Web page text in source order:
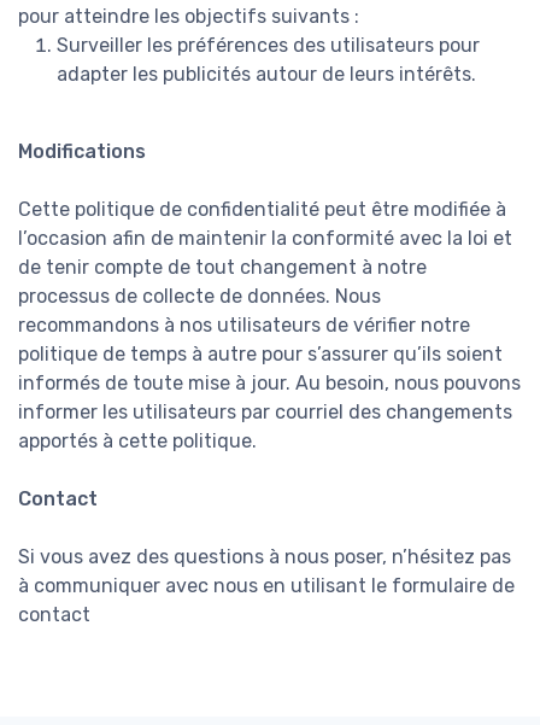
pour atteindre les objectifs suivants :
Surveiller les préférences des utilisateurs pour
adapter les publicités autour de leurs intérêts.
Modifications
Cette politique de confidentialité peut être modifiée à
l’occasion afin de maintenir la conformité avec la loi et
de tenir compte de tout changement à notre
processus de collecte de données. Nous
recommandons à nos utilisateurs de vérifier notre
politique de temps à autre pour s’assurer qu’ils soient
informés de toute mise à jour. Au besoin, nous pouvons
informer les utilisateurs par courriel des changements
apportés à cette politique.
Contact
Si vous avez des questions à nous poser, n’hésitez pas
à communiquer avec nous en utilisant le formulaire de
contact